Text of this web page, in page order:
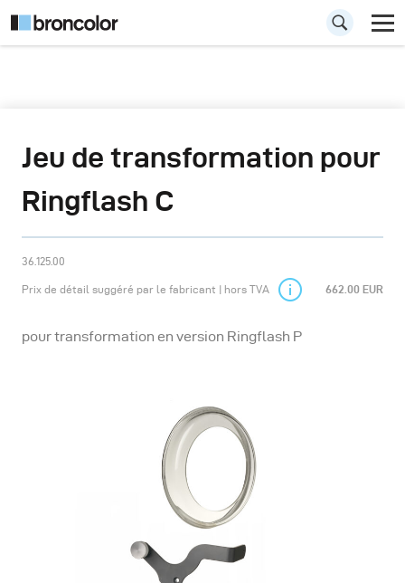
Jeu de transformation pour
Ringflash C
36.125.00
Prix de détail suggéré par le fabricant | hors TVA 662.00 EUR
pour transformation en version Ringflash P